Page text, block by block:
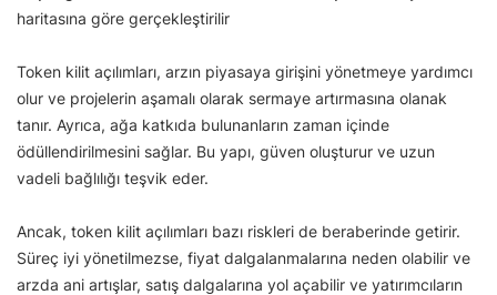
haritasına göre gerçekleştirilir
Token kilit açılımları, arzın piyasaya girişini yönetmeye yardımcı
olur ve projelerin aşamalı olarak sermaye artırmasına olanak
tanır. Ayrıca, ağa katkıda bulunanların zaman içinde
ödüllendirilmesini sağlar. Bu yapı, güven oluşturur ve uzun
vadeli bağlılığı teşvik eder.
Ancak, token kilit açılımları bazı riskleri de beraberinde getirir.
Süreç iyi yönetilmezse, fiyat dalgalanmalarına neden olabilir ve
arzda ani artışlar, satış dalgalarına yol açabilir ve yatırımcıların